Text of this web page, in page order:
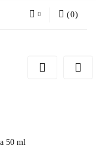
się
(0)
50 ml